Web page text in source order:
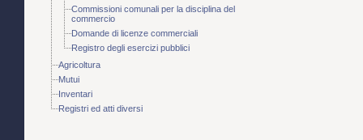
Commissioni comunali per la disciplina del
commercio
Domande di licenze commerciali
Registro degli esercizi pubblici
Agricoltura
Mutui
Inventari
Registri ed atti diversi